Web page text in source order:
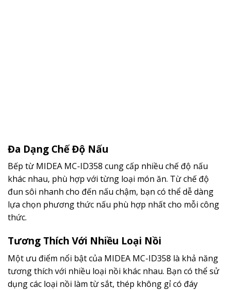
Đa Dạng Chế Độ Nấu
Bếp từ MIDEA MC-ID358 cung cấp nhiều chế độ nấu
khác nhau, phù hợp với từng loại món ăn. Từ chế độ
đun sôi nhanh cho đến nấu chậm, bạn có thể dễ dàng
lựa chọn phương thức nấu phù hợp nhất cho mỗi công
thức.
Tương Thích Với Nhiều Loại Nồi
Một ưu điểm nổi bật của MIDEA MC-ID358 là khả năng
tương thích với nhiều loại nồi khác nhau. Bạn có thể sử
dụng các loại nồi làm từ sắt, thép không gỉ có đáy